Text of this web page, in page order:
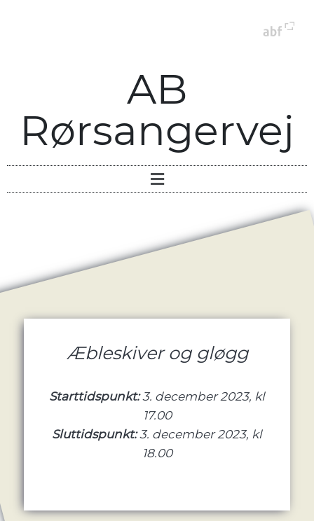
AB
Rørsangervej
Æbleskiver og gløgg
Starttidspunkt:3. december 2023, kl
17.00
Sluttidspunkt:3. december 2023, kl
18.00